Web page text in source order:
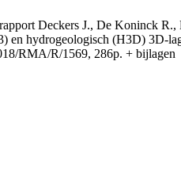
Deckers J., De Koninck
hydrogeologisch (H3D) 3D-
RMA/R/1569, 286p. + bijlagen